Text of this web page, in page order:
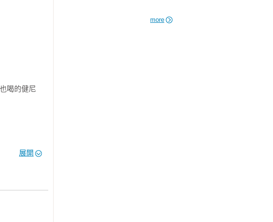
more
喝的健尼
正是時候。
展開